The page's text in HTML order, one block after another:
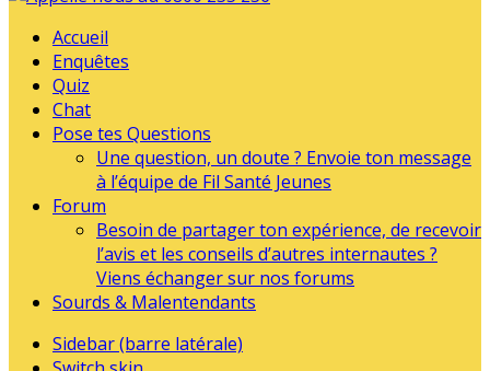
Accueil
Enquêtes
Quiz
Chat
Pose tes Questions
Une question, un doute ? Envoie ton message
à l’équipe de Fil Santé Jeunes
Forum
Besoin de partager ton expérience, de recevoir
l’avis et les conseils d’autres internautes ?
Viens échanger sur nos forums
Sourds & Malentendants
Sidebar (barre latérale)